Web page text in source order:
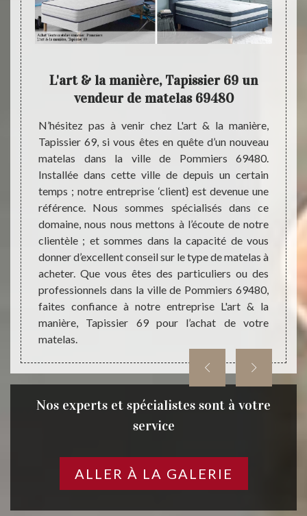
&
;
sur
qui
les
des
et
qui
pour
L'art & la manière, Tapissier 69 un
vendeur de matelas 69480
N’hésitez pas à venir chez L'art & la manière,
Tapissier 69, si vous êtes en quête d’un nouveau
matelas dans la ville de Pommiers 69480.
Installée dans cette ville de depuis un certain
temps ; notre entreprise ‘client} est devenue une
référence. Nous sommes spécialisés dans ce
domaine, nous nous mettons à l’écoute de notre
clientèle ; et sommes dans la capacité de vous
donner d’excellent conseil sur le type de matelas à
acheter. Que vous êtes des particuliers ou des
professionnels dans la ville de Pommiers 69480,
faites confiance à notre entreprise L'art & la
manière, Tapissier 69 pour l’achat de votre
matelas.
la
ville
allez
que
à
vos
Nos experts et spécialistes sont à votre
service
ALLER À LA GALERIE